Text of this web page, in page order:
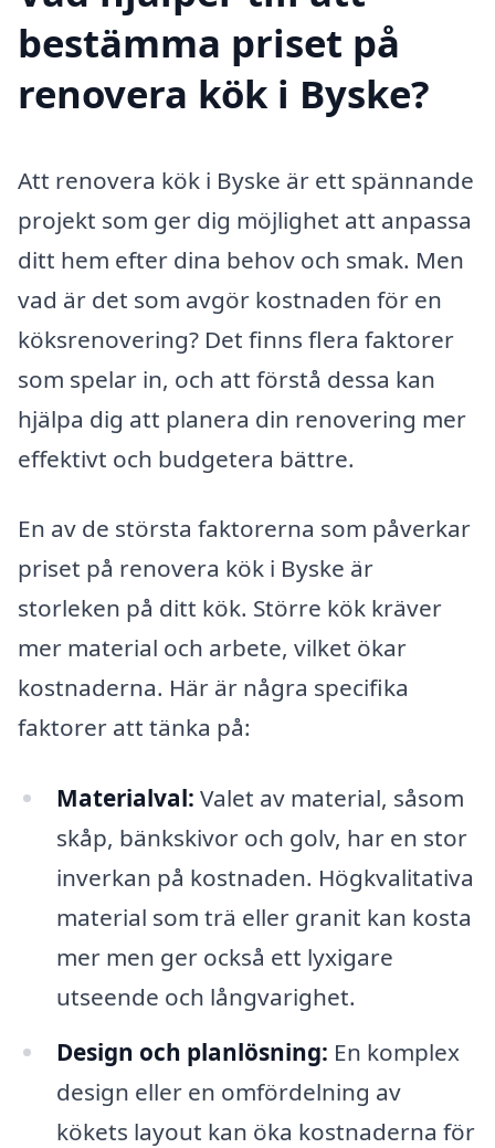
bestämma priset på
renovera kök i Byske?
Att renovera kök i Byske är ett spännande
projekt som ger dig möjlighet att anpassa
ditt hem efter dina behov och smak. Men
vad är det som avgör kostnaden för en
köksrenovering? Det finns flera faktorer
som spelar in, och att förstå dessa kan
hjälpa dig att planera din renovering mer
effektivt och budgetera bättre.
En av de största faktorerna som påverkar
priset på renovera kök i Byske är
storleken på ditt kök. Större kök kräver
mer material och arbete, vilket ökar
kostnaderna. Här är några specifika
faktorer att tänka på:
Materialval: Valet av material, såsom
skåp, bänkskivor och golv, har en stor
inverkan på kostnaden. Högkvalitativa
material som trä eller granit kan kosta
mer men ger också ett lyxigare
utseende och långvarighet.
Design och planlösning: En komplex
design eller en omfördelning av
kökets layout kan öka kostnaderna för